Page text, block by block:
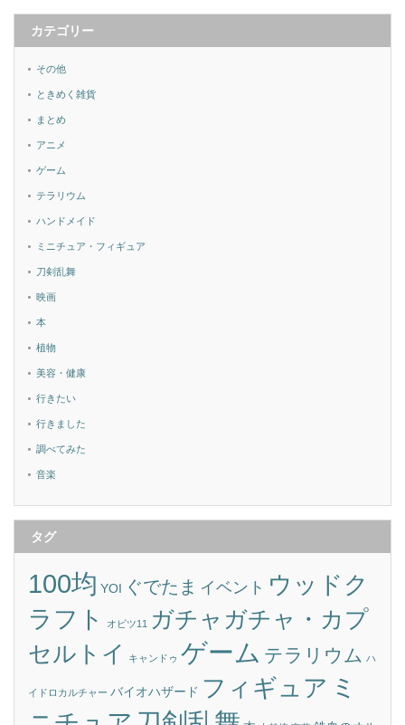
カテゴリー
その他
ときめく雑貨
まとめ
アニメ
ゲーム
テラリウム
ハンドメイド
ミニチュア・フィギュア
刀剣乱舞
映画
本
植物
美容・健康
行きたい
行きました
調べてみた
音楽
タグ
100均 YOI ぐでたま イベント ウッドク
ラフト
オビツ11
ガチャガチャ・カプ
セルトイ
キャンドゥ ゲーム テラリウム ハ
イドロカルチャー バイオハザード フィギュア ミ